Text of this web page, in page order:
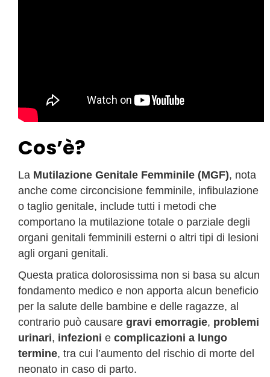
Cos’è?
La Mutilazione Genitale Femminile (MGF), nota
anche come circoncisione femminile, infibulazione
o taglio genitale, include tutti i metodi che
comportano la mutilazione totale o parziale degli
organi genitali femminili esterni o altri tipi di lesioni
agli organi genitali.
Questa pratica dolorosissima non si basa su alcun
fondamento medico e non apporta alcun beneficio
per la salute delle bambine e delle ragazze, al
contrario può causare gravi emorragie, problemi
urinari, infezioni e complicazioni a lungo
termine, tra cui l’aumento del rischio di morte del
neonato in caso di parto.